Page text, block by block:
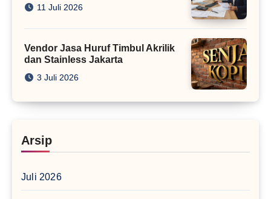
11 Juli 2026
Vendor Jasa Huruf Timbul Akrilik
dan Stainless Jakarta
3 Juli 2026
Arsip
Juli 2026